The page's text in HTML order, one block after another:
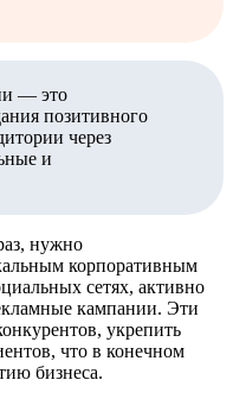
— это
позитивного
через
и
нужно
корпоративным
сетях, активно
кампании. Эти
укрепить
что в конечном
бизнеса.